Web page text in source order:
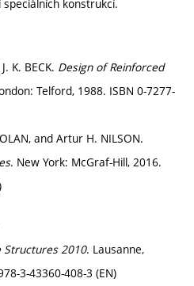
konstrukcí.
K. BECK. Design of Reinforced
Telford, 1988. ISBN 0-7277-
and Artur H. NILSON.
. New York: McGraf-Hill, 2016.
Structures 2010. Lausanne,
3-43360-408-3 (EN)